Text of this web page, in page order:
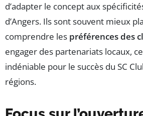
d’adapter le concept aux
d’Angers. Ils sont souvent mieux
comprendre les préférences des
engager des partenariats locaux,
indéniable pour le succès du SC
régions.